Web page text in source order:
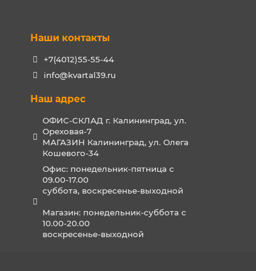
Наши контакты
+7(4012)55-55-44
info@kvartal39.ru
Наш адрес
ОФИС-СКЛАД г. Калининград, ул.
Ореховая-7
МАГАЗИН Калининград, ул. Олега
Кошевого-34
Офис: понедельник-пятница с
09.00-17.00
суббота, воскресенье-выходной
Магазин: понедельник-суббота с
10.00-20.00
воскресенье-выходной